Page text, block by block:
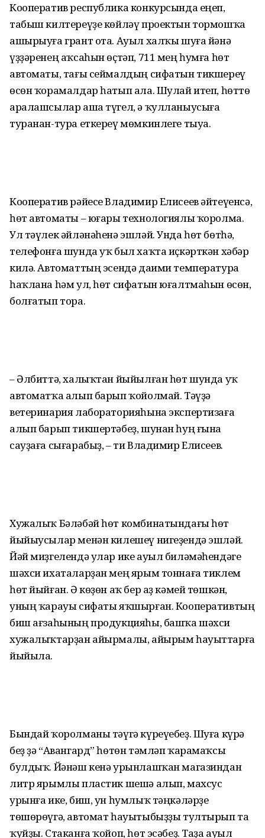
Кооператив республика конкурсында еңеп,
табыш килтереүҙе көйләү проектын тормошҡа
ашырыуға грант ота. Ауыл халҡы шуға йәнә
үҙҙәренең аҡсаһын өҫтәп, 711 мең һумға һөт
автоматы, тағы сеймалдың сифатын тикшереү
өсөн ҡорамалдар һатып ала. Шулай итеп, һөттө
аралашсылар аша түгел, ә ҡулланыусыға
туранан-тура еткереү мөмкинлеге тыуа.
Кооператив рәйесе Владимир Елисеев әйтеүенсә,
һөт автоматы – юғары технологиялы ҡоролма.
Ул тәүлек әйләнәһенә эшләй. Унда һөт бөтһә,
телефонға шунда уҡ был хаҡта иҫкәрткән хәбәр
килә. Автоматтың эсендә даими температура
һаҡлана һәм ул, һөт сифатын юғалтмаһын өсөн,
болғатып тора.
– Әлбиттә, халыҡтан йыйылған һөт шунда уҡ
автоматҡа алып барып ҡойолмай. Тәүҙә
ветеринария лабораторияһына экспертизаға
алып барып тикшертәбеҙ, шунан һуң ғына
сауҙаға сығарабыҙ, – ти Владимир Елисеев.
Хужалыҡ Бәләбәй һөт комбинатындағы һөт
йыйыусылар менән килешеү нигеҙендә эшләй.
Йәй миҙгелендә улар ике ауыл биләмәһендәге
шәхси ихаталарҙан мең ярым тоннаға тиклем
һөт йыйған. Ә көҙөн аҡ бер аҙ кәмей төшкән,
уның ҡарауы сифаты яҡшырған. Кооперативтың
биш ағзаһының продукцияһы, башҡа шәхси
хужалыҡтарҙан айырмалы, айырым һауыттарға
йыйыла.
Бындай ҡоролманы тәүгә күреүебеҙ. Шуға күрә
беҙ ҙә “Авангард” һөтөн тәмләп ҡарамаҡсы
булдыҡ. Йәнәш кенә урынлаш­ҡан магазиндан
литр ярымлы пластик шешә алып, махсус
урынға ике, биш, ун һумлыҡ тәңкәләрҙе
төшөрөүгә, автомат һауытыбыҙҙы тултырып та
ҡуйҙы. Стаканға ҡойоп, һөт эсәбеҙ. Таҙа ауыл